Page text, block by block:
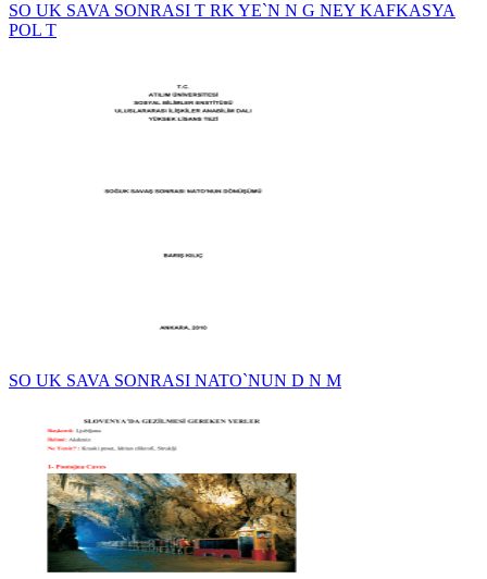
SO UK SAVA SONRASI T RK YE`N N G NEY KAFKASYA
POL T
SO UK SAVA SONRASI NATO`NUN D N M